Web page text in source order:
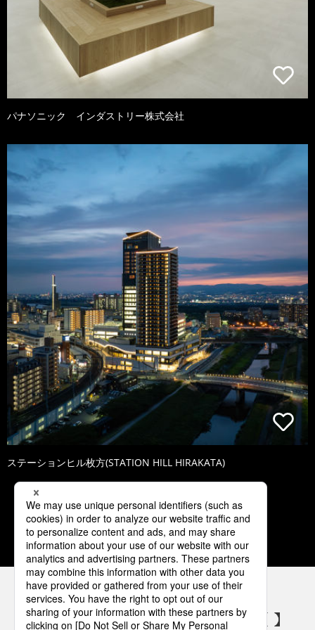
パナソニック インダストリー株式会社
ステーションヒル枚方(STATION HILL HIRAKATA)
1 2 3 4 5
パナソニックの電気設備 SNSアカウント